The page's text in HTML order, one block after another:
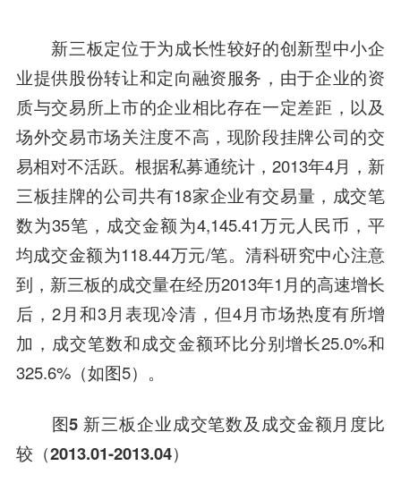
新三板定位于为成长性较好的创新型中小企
业提供股份转让和定向融资服务，由于企业的资
质与交易所上市的企业相比存在一定差距，以及
场外交易市场关注度不高，现阶段挂牌公司的交
易相对不活跃。根据私募通统计，2013年4月，新
三板挂牌的公司共有18家企业有交易量，成交笔
数为35笔，成交金额为4,145.41万元人民币，平
均成交金额为118.44万元/笔。清科研究中心注意
到，新三板的成交量在经历2013年1月的高速增长
后，2月和3月表现冷清，但4月市场热度有所增
加，成交笔数和成交金额环比分别增长25.0%和
325.6%（如图5）。
图5 新三板企业成交笔数及成交金额月度比
较（2013.01-2013.04）